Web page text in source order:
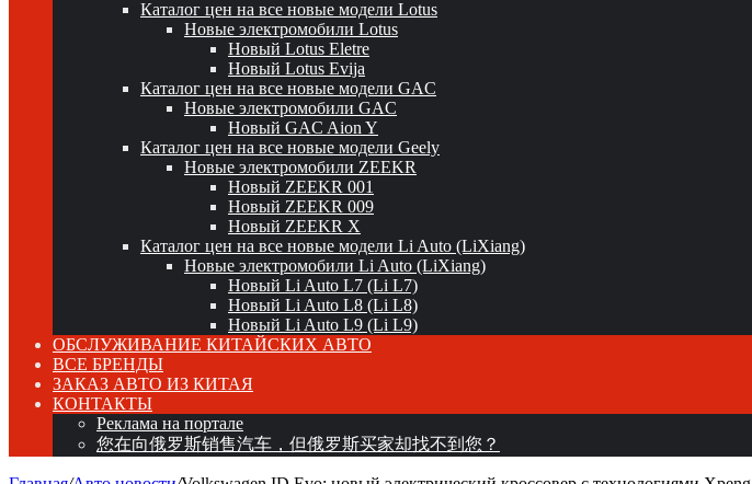
Каталог цен на все новые модели Lotus
Новые электромобили Lotus
Новый Lotus Eletre
Новый Lotus Evija
Каталог цен на все новые модели GAC
Новые электромобили GAC
Новый GAC Aion Y
Каталог цен на все новые модели Geely
Новые электромобили ZEEKR
Новый ZEEKR 001
Новый ZEEKR 009
Новый ZEEKR X
Каталог цен на все новые модели Li Auto (LiXiang)
Новые электромобили Li Auto (LiXiang)
Новый Li Auto L7 (Li L7)
Новый Li Auto L8 (Li L8)
Новый Li Auto L9 (Li L9)
ОБСЛУЖИВАНИЕ КИТАЙСКИХ АВТО
ВСЕ БРЕНДЫ
ЗАКАЗ АВТО ИЗ КИТАЯ
КОНТАКТЫ
Реклама на портале
您在向俄罗斯销售汽车，但俄罗斯买家却找不到您？